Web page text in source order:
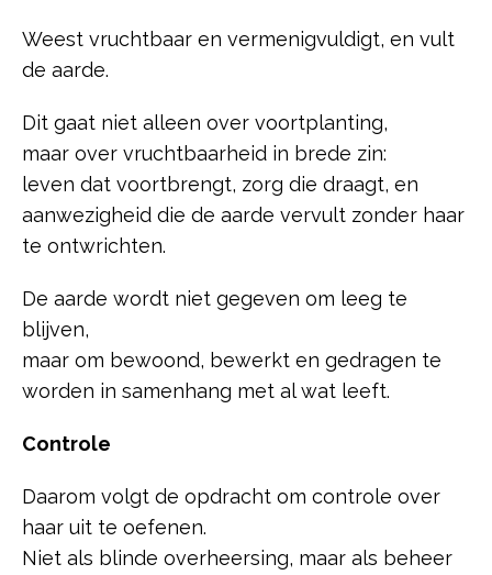
Weest vruchtbaar en vermenigvuldigt, en vult
de aarde.
Dit gaat niet alleen over voortplanting,
maar over vruchtbaarheid in brede zin:
leven dat voortbrengt, zorg die draagt, en
aanwezigheid die de aarde vervult zonder haar
te ontwrichten.
De aarde wordt niet gegeven om leeg te
blijven,
maar om bewoond, bewerkt en gedragen te
worden in samenhang met al wat leeft.
Controle
Daarom volgt de opdracht om controle over
haar uit te oefenen.
Niet als blinde overheersing, maar als beheer